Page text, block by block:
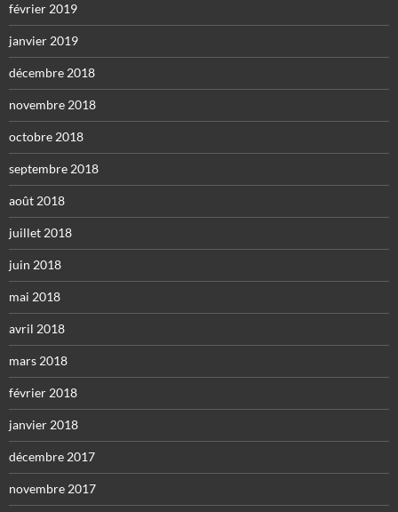
février 2019
janvier 2019
décembre 2018
novembre 2018
octobre 2018
septembre 2018
août 2018
juillet 2018
juin 2018
mai 2018
avril 2018
mars 2018
février 2018
janvier 2018
décembre 2017
novembre 2017